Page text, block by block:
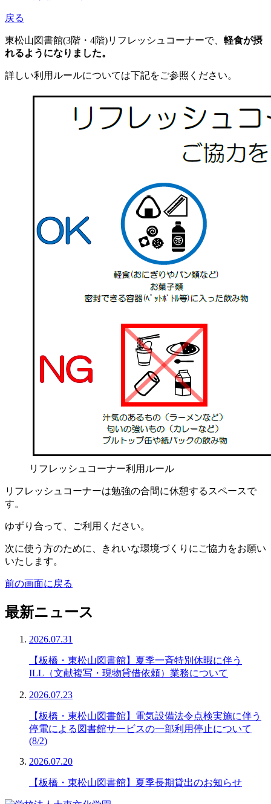
戻る
東松山図書館(3階・4階)リフレッシュコーナーで、 軽食が摂
れるようになりました。
詳しい利用ルールについては下記をご参照ください。
リフレッシュコーナー利用ルール
リフレッシュコーナーは勉強の合間に休憩するスペースで
す。
ゆずり合って、ご利用ください。
次に使う方のために、きれいな環境づくりにご協力をお願い
いたします。
前の画面に戻る
最新ニュース
2026.07.31
【板橋・東松山図書館】夏季一斉特別休暇に伴う
ILL（文献複写・現物貸借依頼）業務について
2026.07.23
【板橋・東松山図書館】電気設備法令点検実施に伴う
停電による図書館サービスの一部利用停止について
(8/2)
2026.07.20
【板橋・東松山図書館】夏季長期貸出のお知らせ